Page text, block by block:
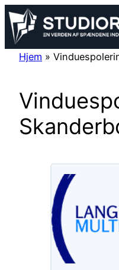
Spring
til
indhold
Hjem »